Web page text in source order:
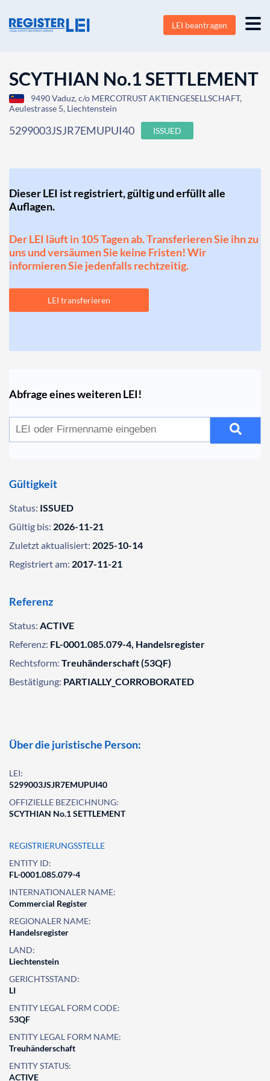
LEI beantragen
SCYTHIAN No.1 SETTLEMENT
9490 Vaduz, c/o MERCOTRUST AKTIENGESELLSCHAFT,
Aeulestrasse 5, Liechtenstein
5299003JSJR7EMUPUI40 ISSUED
Dieser LEI ist registriert, gültig und erfüllt alle
Auflagen.
Der LEI läuft in 105 Tagen ab. Transferieren Sie ihn zu
uns und versäumen Sie keine Fristen! Wir
informieren Sie jedenfalls rechtzeitig.
LEI transferieren
Abfrage eines weiteren LEI!
Gültigkeit
Status: ISSUED
Gültig bis: 2026-11-21
Zuletzt aktualisiert: 2025-10-14
Registriert am: 2017-11-21
Referenz
Status: ACTIVE
Referenz: FL-0001.085.079-4, Handelsregister
Rechtsform: Treuhänderschaft (53QF)
Bestätigung: PARTIALLY_CORROBORATED
Über die juristische Person:
LEI:
5299003JSJR7EMUPUI40
OFFIZIELLE BEZEICHNUNG:
SCYTHIAN No.1 SETTLEMENT
REGISTRIERUNGSSTELLE
ENTITY ID:
FL-0001.085.079-4
INTERNATIONALER NAME:
Commercial Register
REGIONALER NAME:
Handelsregister
LAND:
Liechtenstein
GERICHTSSTAND:
LI
ENTITY LEGAL FORM CODE:
53QF
ENTITY LEGAL FORM NAME:
Treuhänderschaft
ENTITY STATUS:
ACTIVE